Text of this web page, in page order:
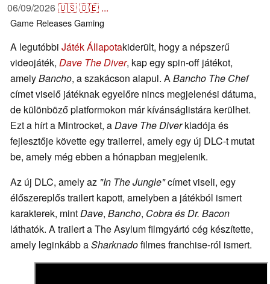
06/09/2026🇺🇸🇩🇪 ...
Game ReleasesGaming
A legutóbbi Játék Állapotakiderült, hogy a népszerű
videojáték, Dave The Diver, kap egy spin-off játékot,
amelyBancho, a szakácson alapul. ABancho The Chef
címet viselő játéknak egyelőre nincs megjelenési dátuma,
de különböző platformokon már kívánságlistára kerülhet.
Ezt a hírt a Mintrocket, aDave The Diverkiadója és
fejlesztője követte egy trailerrel, amely egy új DLC-t mutat
be, amely még ebben a hónapban megjelenik.
Az új DLC, amely az "In The Jungle"címet viseli, egy
élőszereplős trailert kapott, amelyben a játékból ismert
karakterek, mintDave, Bancho, Cobra és Dr. Bacon
láthatók. A trailert a The Asylum filmgyártó cég készítette,
amely leginkább aSharknadofilmes franchise-ról ismert.